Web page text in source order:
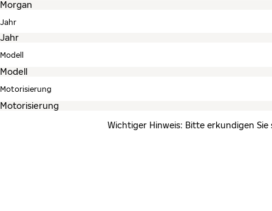
Jahr
Modell
Motorisierung
Wichtiger Hinweis: Bitte erkundigen